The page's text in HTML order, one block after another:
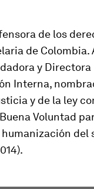
de los
de Colombia.
y Directora
Interna,
y de la ley
Voluntad
del